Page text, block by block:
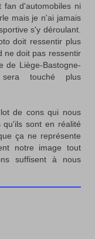
fan d'automobiles ni
mais je n'ai jamais
s'y déroulant.
doit ressentir plus
ne doit pas ressentir
de Liège-Bastogne-
touché plus
de cons qui nous
qu'ils sont en réalité
ça ne représente
notre image tout
suffisent à nous